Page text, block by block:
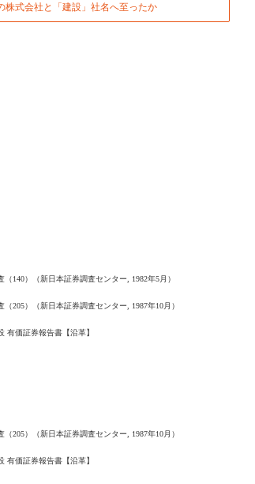
株式会社と「建設」社名へ至ったか
（140）（新日本証券調査センター, 1982年5月）
（205）（新日本証券調査センター, 1987年10月）
有価証券報告書【沿革】
（205）（新日本証券調査センター, 1987年10月）
有価証券報告書【沿革】